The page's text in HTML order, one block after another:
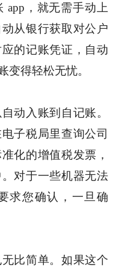
app，就无需手动上
从银行获取对公户
的记账凭证，自动
变得轻松无忧。
动入账到自记账。
子税局里查询公司
化的增值税发票，
对于一些机器无法
求您确认，一旦确
比简单。如果这个